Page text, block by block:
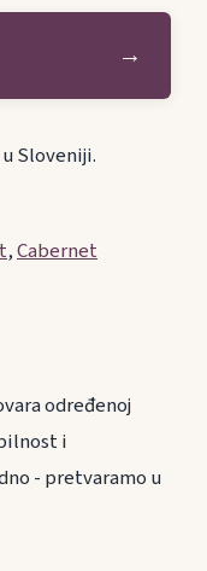
→
Sloveniji.
,Cabernet
određenoj
i
- pretvaramo u